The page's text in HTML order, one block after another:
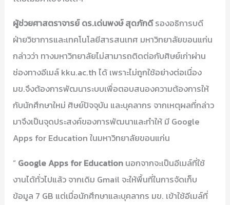
ผู้ช่วยศาสตราจารย์ ดร.เด่นพงษ์ สุดภักดีรองอธิการบดี
ฝ่ายวิชาการและเทคโนโลยีสารสนเทศ มหาวิทยาลัยขอนแก่น
กล่าวว่า ทางมหาวิทยาลัยไม่สามารถติดต่อกับศิษย์เก่าผ่าน
ช่องทางอีเมล์ kku.ac.th ได้ เพราะไม่ถูกใช้อย่างต่อเนื่อง
มข.จึงต้องการพัฒนาระบบเพื่อตอบสนองความต้องการให้
กับนักศึกษาใหม่ ศิษย์ปัจจุบัน และบุคลากร จากเหตุผลที่กล่าว
มาจึงเป็นจุดประสงค์ของการพัฒนาและทำให้ มี Google
Apps for Education ในมหาวิทยาลัยขอนแก่น
” Google Apps for Education นอกจากจะเป็นอีเมล์ที่ใช้
งานได้ทั่วไปแล้ว จากเดิม Gmail จะให้พื้นที่ในการจัดเก็บ
ข้อมูล 7 GB แต่เมื่อนักศึกษาและบุคลากร มข. เข้าใช้อีเมล์ที่